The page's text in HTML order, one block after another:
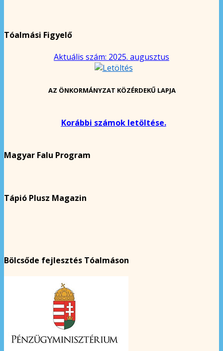
Tóalmási Figyelő
Aktuális szám: 2025. augusztus
AZ ÖNKORMÁNYZAT KÖZÉRDEKŰ LAPJA
Korábbi számok letöltése.
Magyar Falu Program
Tápió Plusz Magazin
Bölcsőde fejlesztés Tóalmáson